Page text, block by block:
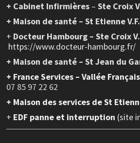
+ Cabinet Infirmières– Ste Croix
+ Maison de santé – St Etienne V.F.
+ Docteur Hambourg – Ste Croix
https://www.docteur-hambourg.fr/
+ Maison de santé – St Jean du
+ France Services – Vallée
07 85 97 22 62
+ Maison des services de St
+ EDF panne et interruption (site